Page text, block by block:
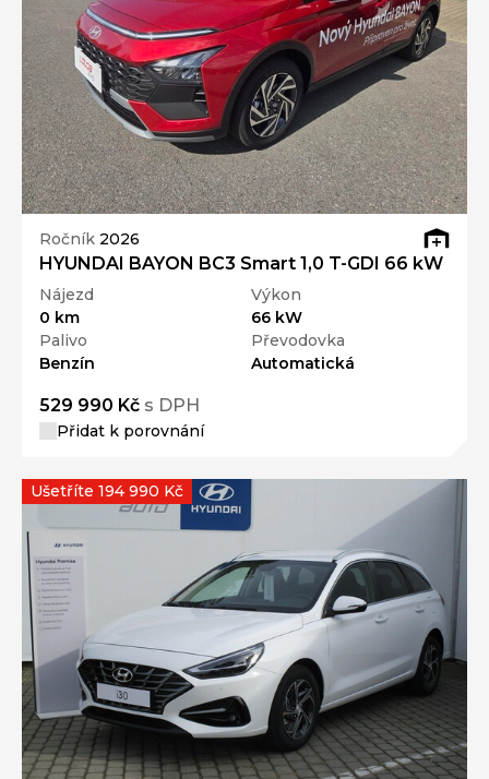
Ročník 2026
HYUNDAI BAYON BC3 Smart 1,0 T-GDI 66 kW
Nájezd
0 km
Výkon
66 kW
Palivo
Benzín
Převodovka
Automatická
529 990 Kč s DPH
Přidat k porovnání
Ušetříte 194 990 Kč